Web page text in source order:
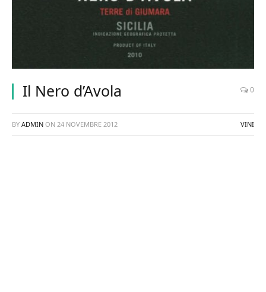
Il Nero d’Avola 0
BY ADMIN ON 24 NOVEMBRE 2012 VINI